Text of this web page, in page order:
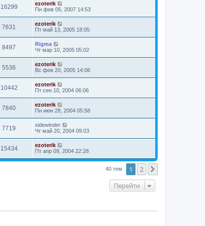
16299
ezoterik
Пн фев 05, 2007 14:53
7631
ezoterik
Пт май 13, 2005 18:05
8497
Rigma
Чт мар 10, 2005 05:02
5536
ezoterik
Вс фев 20, 2005 14:06
10442
ezoterik
Пт сен 10, 2004 06:06
7840
ezoterik
Пн июн 28, 2004 05:58
7719
sidewinder
Чт май 20, 2004 09:03
15434
ezoterik
Пт апр 09, 2004 22:28
40 тем 1 2
Перейти